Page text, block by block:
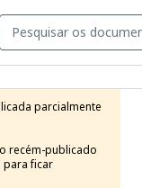
parcialmente
recém-publicado
para ficar